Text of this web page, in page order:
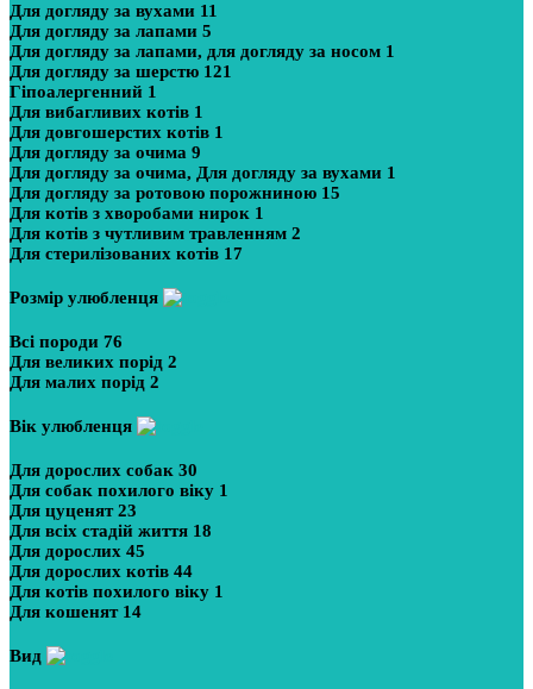
Для догляду за вухами 11
Для догляду за лапами 5
Для догляду за лапами, для догляду за носом 1
Для догляду за шерстю 121
Гіпоалергенний 1
Для вибагливих котів 1
Для довгошерстих котів 1
Для догляду за очима 9
Для догляду за очима, Для догляду за вухами 1
Для догляду за ротовою порожниною 15
Для котів з хворобами нирок 1
Для котів з чутливим травленням 2
Для стерилізованих котів 17
Розмір улюбленця
Всі породи 76
Для великих порід 2
Для малих порід 2
Вік улюбленця
Для дорослих собак 30
Для собак похилого віку 1
Для цуценят23
Для всіх стадій життя 18
Для дорослих 45
Для дорослих котів 44
Для котів похилого віку 1
Для кошенят 14
Вид